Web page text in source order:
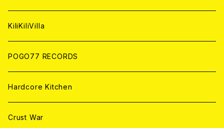
ANALOG
KiliKiliVilla
POGO77 RECORDS
Hardcore Kitchen
Crust War